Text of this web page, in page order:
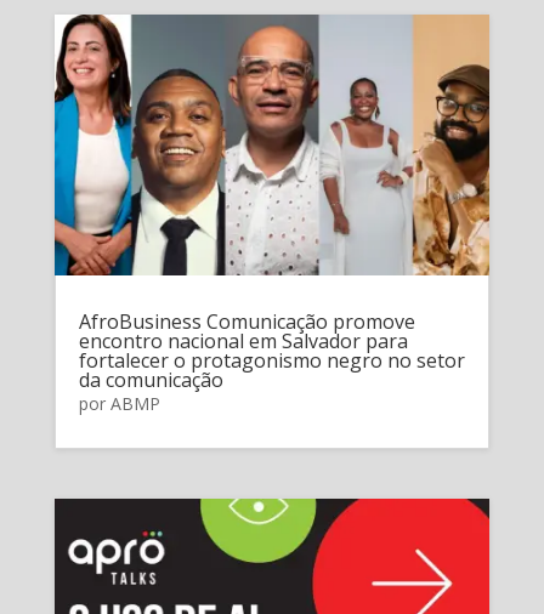
AfroBusiness Comunicação promove
encontro nacional em Salvador para
fortalecer o protagonismo negro no setor
da comunicação
por ABMP